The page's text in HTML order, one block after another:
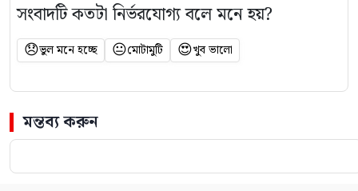
সংবাদটি কতটা নির্ভরযোগ্য বলে মনে হয়?
😞ভুল মনে হচ্ছে 😐মোটামুটি 😍খুব ভালো
মন্তব্য করুন